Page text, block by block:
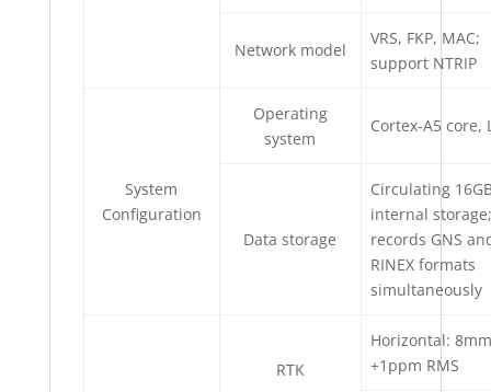
Network model
VRS, FKP, MAC;
support NTRIP
System
Configuration
Operating
system
Cortex-A5 core,
Data storage
Circulating
internal storage;
records GNS
RINEX formats
simultaneously
RTK
Horizontal: 8mm
+1ppm RMS